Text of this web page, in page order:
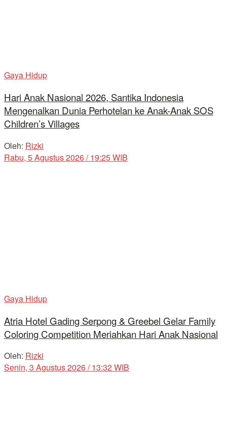
Gaya Hidup
Hari Anak Nasional 2026, Santika Indonesia
Mengenalkan Dunia Perhotelan ke Anak-Anak SOS
Children’s Villages
Oleh: Rizki
Rabu, 5 Agustus 2026 / 19:25 WIB
Gaya Hidup
Atria Hotel Gading Serpong & Greebel Gelar Family
Coloring Competition Meriahkan Hari Anak Nasional
Oleh: Rizki
Senin, 3 Agustus 2026 / 13:32 WIB